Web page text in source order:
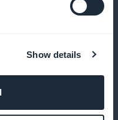
Show details